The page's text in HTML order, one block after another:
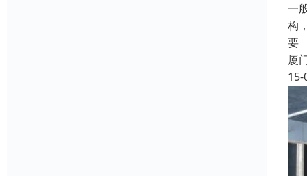
一
构
要
厦
15-